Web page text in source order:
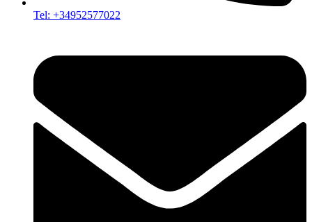
Tel: +34952577022